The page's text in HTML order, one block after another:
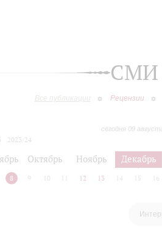
СМИ
Все публикации Рецензии
сегодня 09
2023/24
Октябрь Ноябрь Декабрь
8 9 10 12 13 14 15 16